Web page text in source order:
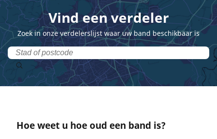
Vind een verdeler
Zoek in onze verdelerslijst waar uw band beschikbaar is
Hoe weet u hoe oud een band is?